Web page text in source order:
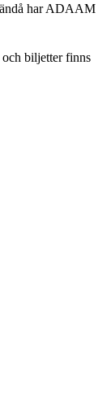
ändå har ADAAM
biljetter finns